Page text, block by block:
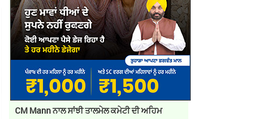
CM Mann ਨਾਲ ਸਾਂਝੀ ਤਾਲਮੇਲ ਕਮੇਟੀ ਦੀ ਅਹਿਮ